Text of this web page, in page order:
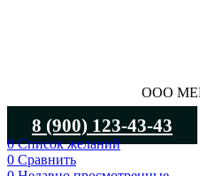
ООО
8 (900) 123-43-43
0Список желаний
0 Сравнить